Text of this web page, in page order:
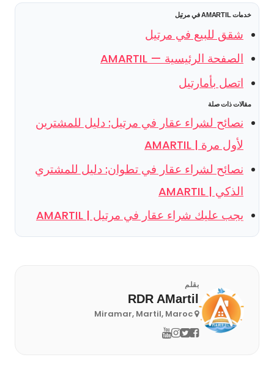
خدمات AMARTIL في مرتيل
شقق للبيع في مرتيل
الصفحة الرئيسية — AMARTIL
اتصل بأمارتيل
مقالات ذات صلة
نصائح لشراء عقار في مرتيل: دليل للمشترين
لأول مرة | AMARTIL
نصائح لشراء عقار في تطوان: دليل للمشتري
الذكي | AMARTIL
يجب عليك شراء عقار في مرتيل | AMARTIL
بقلم
RDR AMartil